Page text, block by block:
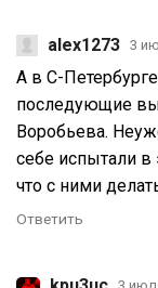
alex1273 3
А в С-
последующие
Воробьева.
себе испытали в
что с ними
Ответить